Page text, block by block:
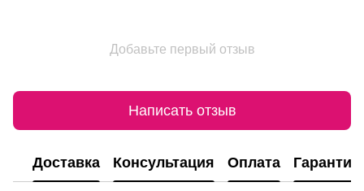
Добавьте первый отзыв
Написать отзыв
Доставка Консультация Оплата Гарантия